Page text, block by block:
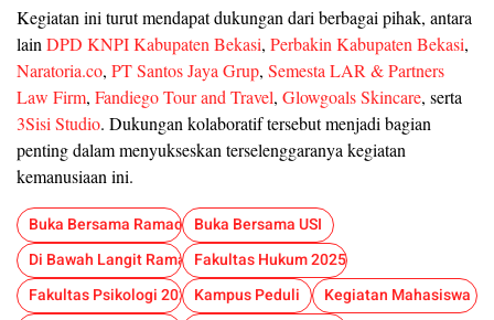
Kegiatan ini turut mendapat dukungan dari berbagai pihak, antara
lain DPD KNPI Kabupaten Bekasi, Perbakin Kabupaten Bekasi,
Naratoria.co, PT Santos Jaya Grup, Semesta LAR & Partners
Law Firm, Fandiego Tour and Travel, Glowgoals Skincare, serta
3Sisi Studio. Dukungan kolaboratif tersebut menjadi bagian
penting dalam menyukseskan terselenggaranya kegiatan
kemanusiaan ini.
Buka Bersama RamadhanBuka Bersama USI
Di Bawah Langit RamadhanFakultas Hukum 2025
Fakultas Psikologi 2025Kampus Peduli
Kegiatan Mahasiswa